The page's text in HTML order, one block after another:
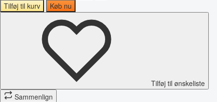
Tilføj til kurv
Køb nu
Tilføj til ønskeliste
Sammenlign